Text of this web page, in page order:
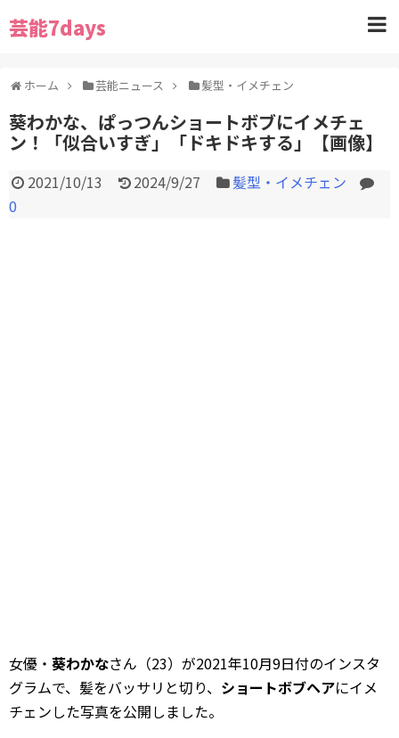
芸能7days
ホーム 芸能ニュース 髪型・イメチェン
葵わかな、ぱっつんショートボブにイメチェ
ン！「似合いすぎ」「ドキドキする」【画像】
2021/10/13 2024/9/27
髪型・イメチェン
0
女優・ 葵わかなさん（23）が2021年10月9日付のインスタ
グラムで、髪をバッサリと切り、 ショートボブヘアにイメ
チェンした写真を公開しました。